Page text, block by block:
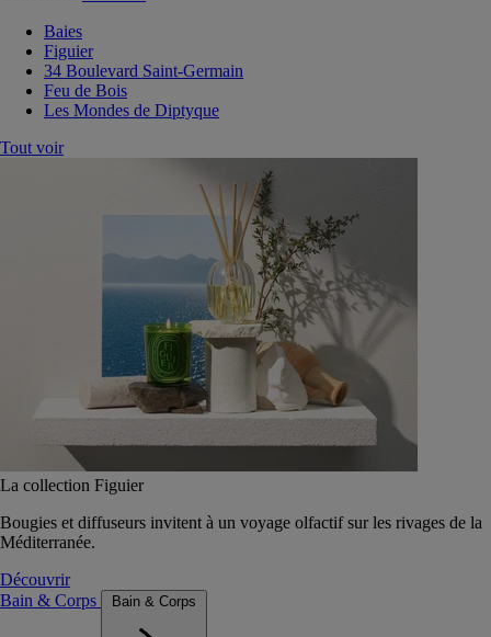
Baies
Figuier
34 Boulevard Saint-Germain
Feu de Bois
Les Mondes de Diptyque
Tout voir
La collection Figuier
Bougies et diffuseurs invitent à un voyage olfactif sur les rivages de la
Méditerranée.
Découvrir
Bain & Corps
Bain & Corps